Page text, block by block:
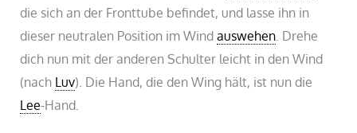
die sich an der Fronttube befindet, und lasse ihn in
dieser neutralen Position im Windauswehen. Drehe
dich nun mit der anderen Schulter leicht in den Wind
(nach Luv). Die Hand, die den Wing hält, ist nun die
Lee-Hand.